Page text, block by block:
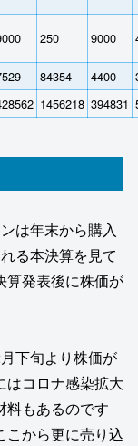
250 9000
84354 4400
1456218 394831
は年末から購入
る本決算を見て
算発表後に株価が
下旬より株価が
はコロナ感染拡大
料もあるのです
こから更に売り込